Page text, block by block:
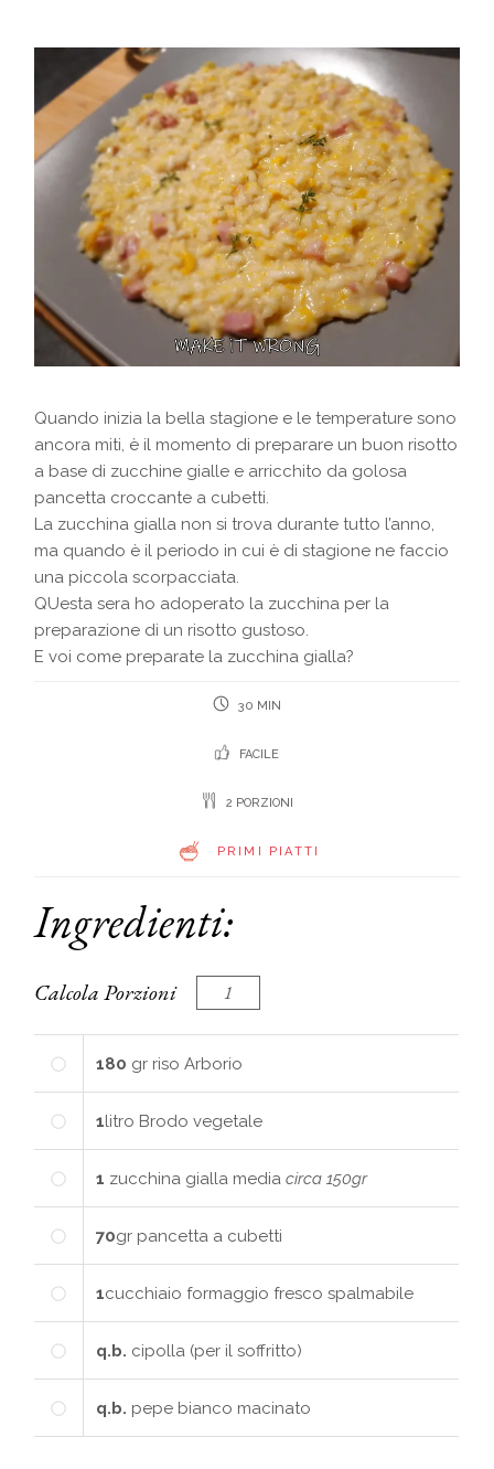
Quando inizia la bella stagione e le temperature sono
ancora miti, è il momento di preparare un buon risotto
a base di zucchine gialle e arricchito da golosa
pancetta croccante a cubetti.
La zucchina gialla non si trova durante tutto l’anno,
ma quando è il periodo in cui è di stagione ne faccio
una piccola scorpacciata.
QUesta sera ho adoperato la zucchina per la
preparazione di un risotto gustoso.
E voi come preparate la zucchina gialla?
30 MIN
FACILE
2 PORZIONI
PRIMI PIATTI
Ingredienti:
Calcola Porzioni
180 gr riso Arborio
1litro Brodo vegetale
1 zucchina gialla mediacirca 150gr
70gr pancetta a cubetti
1cucchiaio formaggio fresco spalmabile
q.b. cipolla (per il soffritto)
q.b. pepe bianco macinato